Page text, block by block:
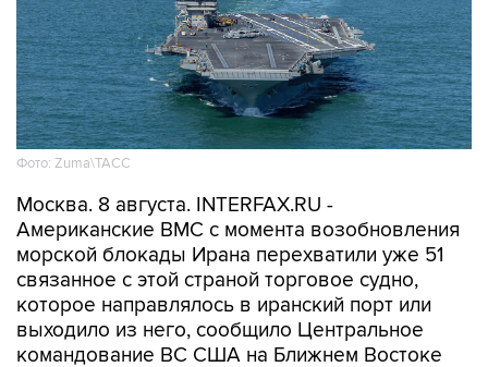
Фото: Zuma\ТАСС
Москва. 8 августа. INTERFAX.RU -
Американские ВМС с момента возобновления
морской блокады Ирана перехватили уже 51
связанное с этой страной торговое судно,
которое направлялось в иранский порт или
выходило из него, сообщило Центральное
командование ВС США на Ближнем Востоке